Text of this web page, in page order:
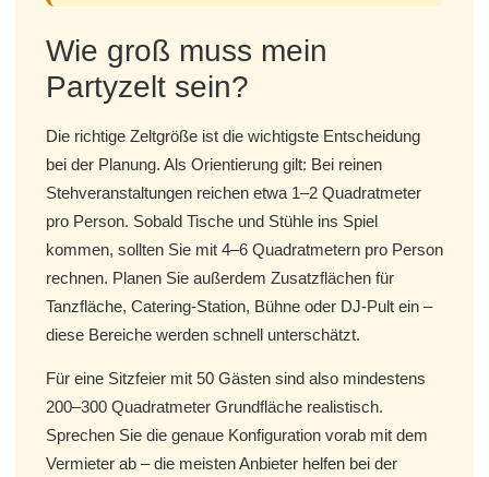
Wie groß muss mein
Partyzelt sein?
Die richtige Zeltgröße ist die wichtigste Entscheidung
bei der Planung. Als Orientierung gilt: Bei reinen
Stehveranstaltungen reichen etwa 1–2 Quadratmeter
pro Person. Sobald Tische und Stühle ins Spiel
kommen, sollten Sie mit 4–6 Quadratmetern pro Person
rechnen. Planen Sie außerdem Zusatzflächen für
Tanzfläche, Catering-Station, Bühne oder DJ-Pult ein –
diese Bereiche werden schnell unterschätzt.
Für eine Sitzfeier mit 50 Gästen sind also mindestens
200–300 Quadratmeter Grundfläche realistisch.
Sprechen Sie die genaue Konfiguration vorab mit dem
Vermieter ab – die meisten Anbieter helfen bei der